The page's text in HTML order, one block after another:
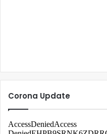
Corona Update